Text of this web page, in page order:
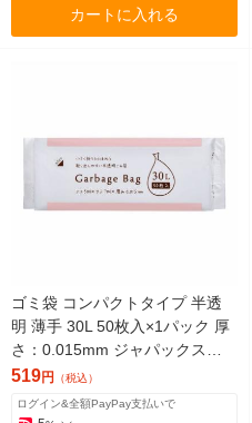
カートに入れる
ゴミ袋 コンパクトタイプ 半透
明 薄手 30L 50枚入×1パック 厚
さ：0.015mm ジャパックス
（イチオシ）
519円 （税込）
ログイン&全額PayPay支払いで